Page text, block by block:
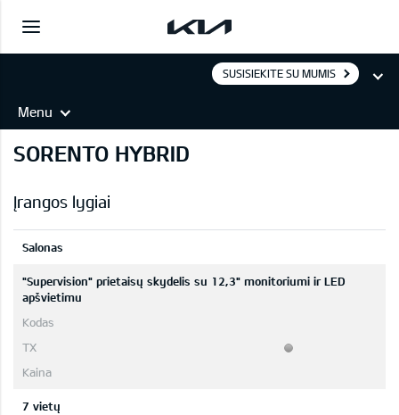
SUSISIEKITE SU MUMIS
Menu
SORENTO HYBRID
Įrangos lygiai
Salonas
"Supervision" prietaisų skydelis su 12,3" monitoriumi ir LED
apšvietimu
7 vietų